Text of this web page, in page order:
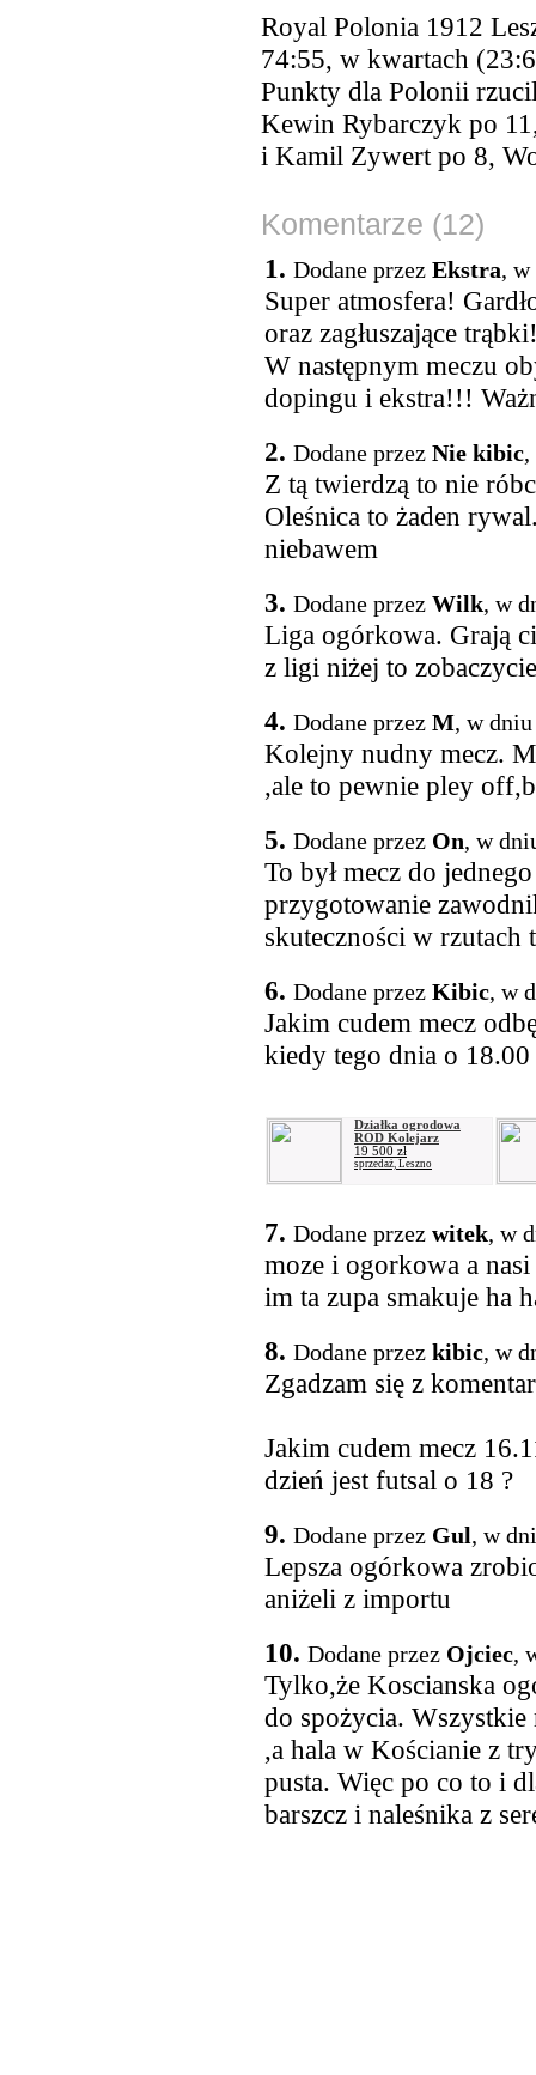
Royal Polonia 1912
74:55, w kwartach
Punkty dla Polonii
Kewin Rybarczyk po
i Kamil Zywert po 8,
Komentarze (12)
1. Dodane przez Ekstra, w
Super atmosfera!
oraz zagłuszające
W następnym meczu
dopingu i ekstra!!!
2. Dodane przez Nie kibic,
Z tą twierdzą to nie
Oleśnica to żaden
niebawem
3. Dodane przez Wilk, w
Liga ogórkowa. Grają
z ligi niżej to
4. Dodane przez M, w
Kolejny nudny mecz.
,ale to pewnie pley
5. Dodane przez On, w
To był mecz do
przygotowanie
skuteczności w rzutach
6. Dodane przez Kibic, w
Jakim cudem mecz
kiedy tego dnia o 18.00
Działka ogrodowa
ROD Kolejarz
19 500 zł
sprzedaż, Leszno
7. Dodane przez witek, w
moze i ogorkowa a
im ta zupa smakuje ha
8. Dodane przez kibic, w
Zgadzam się z
Jakim cudem mecz
dzień jest futsal o 18 ?
9. Dodane przez Gul, w
Lepsza ogórkowa
aniżeli z importu
10. Dodane przez Ojciec,
Tylko,że Koscianska
do spożycia.
,a hala w Kościanie z
pusta. Więc po co to i
barszcz i naleśnika z